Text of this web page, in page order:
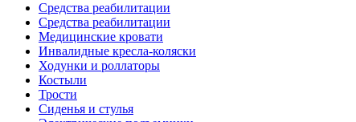
Средства реабилитации
Средства реабилитации
Медицинские кровати
Инвалидные кресла-коляски
Ходунки и роллаторы
Костыли
Трости
Сиденья и стулья